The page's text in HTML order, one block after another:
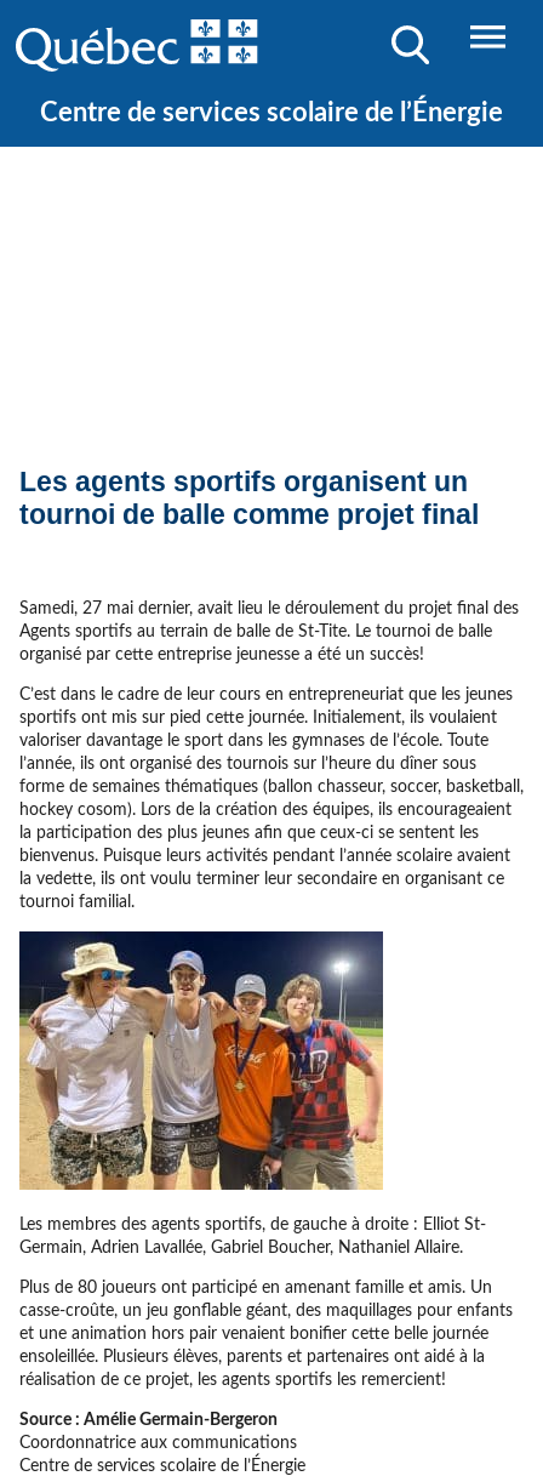
Centre de services scolaire de l’Énergie
Les agents sportifs organisent un
tournoi de balle comme projet final
Samedi, 27 mai dernier, avait lieu le déroulement du projet final des
Agents sportifs au terrain de balle de St-Tite. Le tournoi de balle
organisé par cette entreprise jeunesse a été un succès!
C’est dans le cadre de leur cours en entrepreneuriat que les jeunes
sportifs ont mis sur pied cette journée. Initialement, ils voulaient
valoriser davantage le sport dans les gymnases de l’école. Toute
l’année, ils ont organisé des tournois sur l’heure du dîner sous
forme de semaines thématiques (ballon chasseur, soccer, basketball,
hockey cosom). Lors de la création des équipes, ils encourageaient
la participation des plus jeunes afin que ceux-ci se sentent les
bienvenus. Puisque leurs activités pendant l’année scolaire avaient
la vedette, ils ont voulu terminer leur secondaire en organisant ce
tournoi familial.
Les membres des agents sportifs, de gauche à droite : Elliot St-
Germain, Adrien Lavallée, Gabriel Boucher, Nathaniel Allaire.
Plus de 80 joueurs ont participé en amenant famille et amis. Un
casse-croûte, un jeu gonflable géant, des maquillages pour enfants
et une animation hors pair venaient bonifier cette belle journée
ensoleillée. Plusieurs élèves, parents et partenaires ont aidé à la
réalisation de ce projet, les agents sportifs les remercient!
Source : Amélie Germain-Bergeron
Coordonnatrice aux communications
Centre de services scolaire de l’Énergie